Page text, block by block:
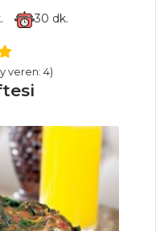
30 dk.
veren: 4)